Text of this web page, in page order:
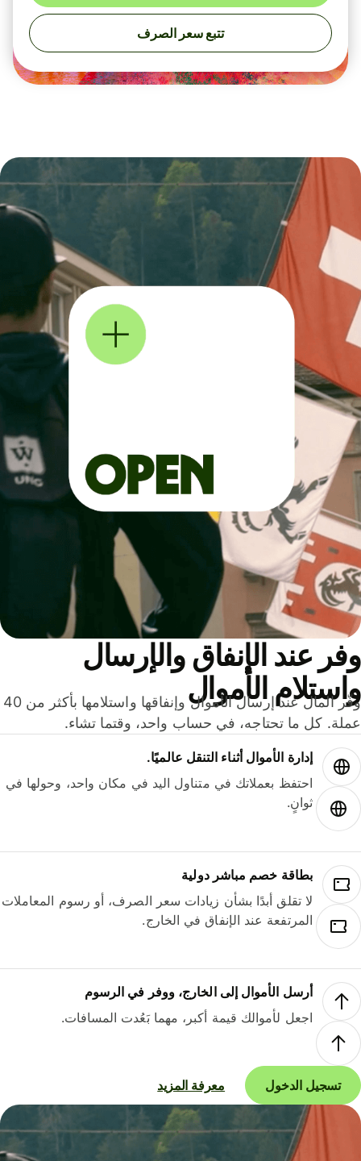
تتبع سعر الصرف
عند الإنفاق والإرسال
الأموال
وفّر المال عند إرسال الأموال وإنفاقها واستلامها بأكثر من 40
كل ما تحتاجه، في حساب واحد، وقتما تشاء.
إدارة الأموال أثناء التنقل عالميًا.
احتفظ بعملاتك في متناول اليد في مكان واحد، وحولها في
ثوانٍ.
بطاقة خصم مباشر دولية
لا تقلق أبدًا بشأن زيادات سعر الصرف، أو رسوم المعاملات
المرتفعة عند الإنفاق في الخارج.
أرسل الأموال إلى الخارج، ووفر في الرسوم
اجعل لأموالك قيمة أكبر، مهما بَعُدت المسافات.
تسجيل الدخول معرفة المزيد